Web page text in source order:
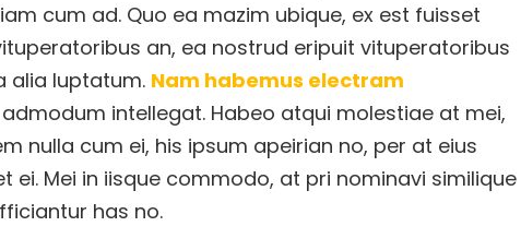
cum ad. Quo ea mazim ubique, ex est fuisset
an, ea nostrud eripuit vituperatoribus
alia luptatum. Nam habemus electram
intellegat. Habeo atqui molestiae at mei,
nulla cum ei, his ipsum apeirian no, per at eius
ei. Mei in iisque commodo, at pri nominavi similique
has no.